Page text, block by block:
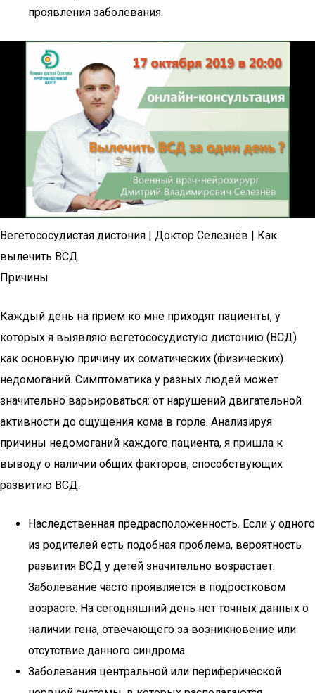
проявления заболевания.
Вегетососудистая дистония | Доктор Селезнёв | Как
вылечить ВСД
Причины
Каждый день на прием ко мне приходят пациенты, у
которых я выявляю вегетососудистую дистонию (ВСД)
как основную причину их соматических (физических)
недомоганий. Симптоматика у разных людей может
значительно варьироваться: от нарушений двигательной
активности до ощущения кома в горле. Анализируя
причины недомоганий каждого пациента, я пришла к
выводу о наличии общих факторов, способствующих
развитию ВСД.
Наследственная предрасположенность. Если у одного
из родителей есть подобная проблема, вероятность
развития ВСД у детей значительно возрастает.
Заболевание часто проявляется в подростковом
возрасте. На сегодняшний день нет точных данных о
наличии гена, отвечающего за возникновение или
отсутствие данного синдрома.
Заболевания центральной или периферической